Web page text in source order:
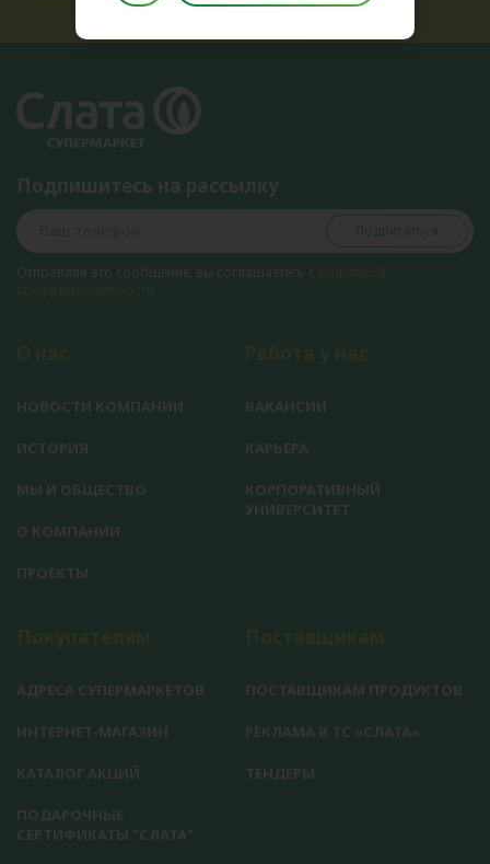
Подпишитесь на рассылку
Подписаться
Отправляя это сообщение, вы соглашаетесь с
НОВОСТИ КОМПАНИИ
ИСТОРИЯ
МЫ И ОБЩЕСТВО
О КОМПАНИИ
ПРОЕКТЫ
ВАКАНСИИ
КАРЬЕРА
КОРПОРАТИВНЫЙ
УНИВЕРСИТЕТ
АДРЕСА СУПЕРМАРКЕТОВ
ИНТЕРНЕТ-МАГАЗИН
КАТАЛОГ АКЦИЙ
ПОДАРОЧНЫЕ
СЕРТИФИКАТЫ "СЛАТА"
ПОСТАВЩИКАМ ПРОДУКТОВ
РЕКЛАМА В ТС «СЛАТА»
ТЕНДЕРЫ